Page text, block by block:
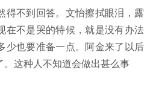
得不到回答。文怡擦拭眼泪，露
在不是哭的特候，就是没有办法
少也要准备一点。阿金来了以后
这种人不知道会做出甚么事